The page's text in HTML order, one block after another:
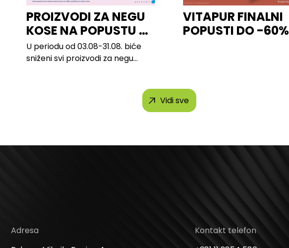
PROIZVODI ZA NEGU
KOSE NA POPUSTU U
LILLY
U periodu od 03.08-31.08. biće
sniženi svi proizvodi za negu
VITAPUR FINALNI
POPUSTI DO -60%
Vidi sve
Adresa
Kontakt telefon